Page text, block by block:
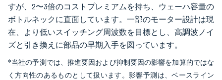
すが、2〜3倍のコストプレミアムを持ち、ウェーハ容量の
ボトルネックに直面しています。一部のモーター設計は現
在、より低いスイッチング周波数を目標とし、高調波ノイ
ズと引き換えに部品の早期入手を図っています。
*当社の予測では、推進要因および抑制要因の影響を加算的ではな
く方向性のあるものとして扱います。影響予測は、ベースライン